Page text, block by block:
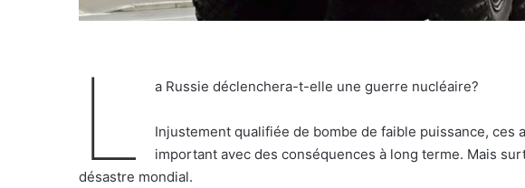
L a Russie déclenchera-t-elle une guerre nucléaire?
Injustement qualifiée de bombe de faible puissance, ces
important avec des conséquences à long terme. Mais
désastre mondial.